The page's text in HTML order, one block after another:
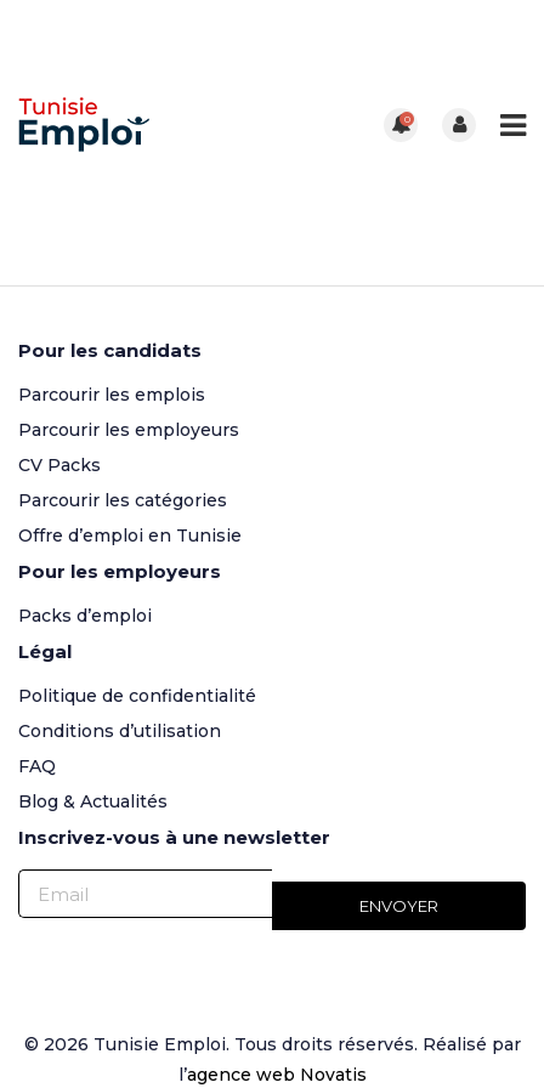
0
Pour les candidats
Parcourir les emplois
Parcourir les employeurs
CV Packs
Parcourir les catégories
Offre d’emploi en Tunisie
Pour les employeurs
Packs d’emploi
Légal
Politique de confidentialité
Conditions d’utilisation
FAQ
Blog & Actualités
Inscrivez-vous à une newsletter
© 2026 Tunisie Emploi. Tous droits réservés. Réalisé par
l’agence web Novatis